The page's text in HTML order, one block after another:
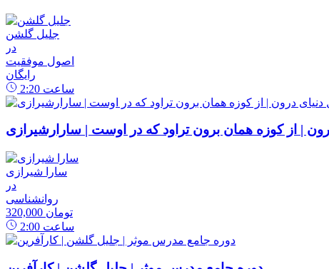
جلیل گلشن
در
اصول موفقیت
رایگان
2:20 ساعت
درون | از کوزه همان برون تراود که در اوست | سارارشیرازی
سارا شیرازی
در
روانشناسی
320,000 تومان
2:00 ساعت